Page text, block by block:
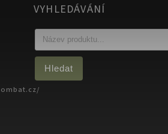
VYHLEDÁVÁNÍ
Hledat